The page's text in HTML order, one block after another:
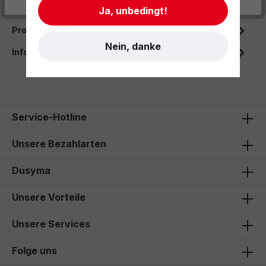
gerieben wi…
Produktdaten
Informationen und Hinweise
Service-Hotline
Unsere Bezahlarten
Dusyma
Unsere Vorteile
Unsere Services
Folge uns
Ja, unbedingt!
Nein, danke